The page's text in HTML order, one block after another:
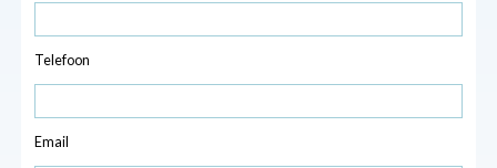
Telefoon
Email